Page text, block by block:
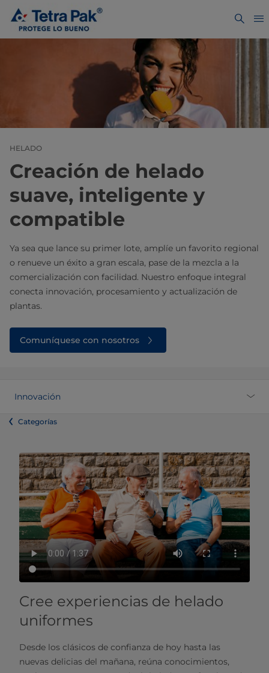
HELADO
Creación de helado
suave, inteligente y
compatible
Ya sea que lance su primer lote, amplíe un favorito regional
o renueve un éxito a gran escala, pase de la mezcla a la
comercialización con facilidad. Nuestro enfoque integral
conecta innovación, procesamiento y actualización de
plantas.
Comuníquese con nosotros
Innovación
Categorías
Cree experiencias de helado
uniformes
Desde los clásicos de confianza de hoy hasta las
nuevas delicias del mañana, reúna conocimientos,